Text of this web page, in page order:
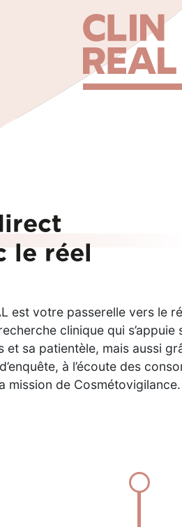
le réel
est votre passerelle vers le
clinique qui
et sa patientèle, mais aussi
à l’écoute des
mission de Cosmétovigilance.